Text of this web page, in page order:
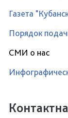
Газета
Порядок
СМИ о нас